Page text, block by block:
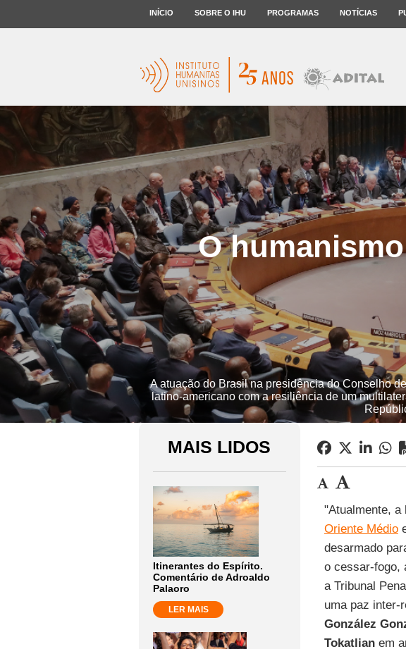
INÍCIO SOBRE O IHU PROGRAMAS NOTÍCIAS
O
A atuação do Brasil na presidência do Conselho
latino-americano com a resiliência de um
MAIS LIDOS
Itinerantes do Espírito.
Comentário de Adroaldo
Palaoro
LER MAIS
"Atualmente, a
Oriente Médio
desarmado
o cessar-fogo,
a Tribunal
uma paz inter-
González
Tokatlianem